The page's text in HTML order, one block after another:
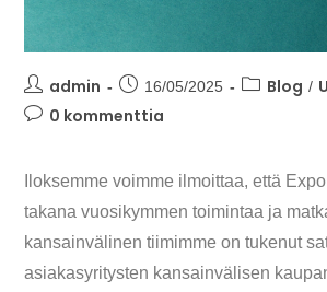
admin 16/05/2025 Blog /
0 kommenttia
Iloksemme voimme ilmoittaa, että
takana vuosikymmen toimintaa ja
kansainvälinen tiimimme on tukenut
asiakasyritysten kansainvälisen